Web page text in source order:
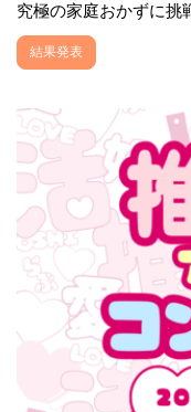
究極の家庭おかずに挑
結果発表